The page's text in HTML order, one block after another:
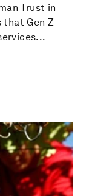
Trust in
that Gen Z